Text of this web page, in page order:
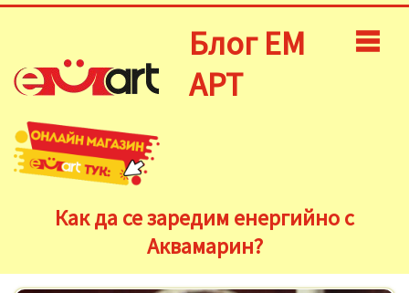
Блог ЕМ
АРТ
Как да се заредим енергийно с
Аквамарин?